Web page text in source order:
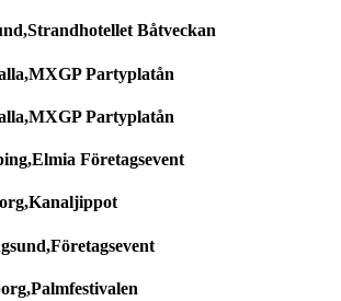
Båtveckan
Partyplatån
Partyplatån
Företagsevent